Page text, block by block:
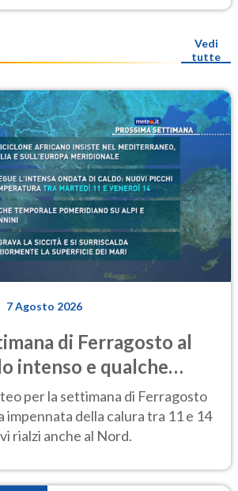
Vedi
tutte
7 Agosto 2026
di Ferragosto al
intenso e qualche
per la settimana di Ferragosto
impennata della calura tra 11 e 14
rialzi anche al Nord.